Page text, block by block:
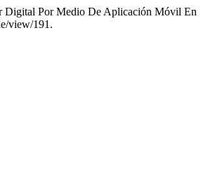
Digital Por Medio De Aplicación Móvil En
view/191.